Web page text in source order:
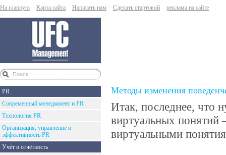
На главную Карта сайта Написать нам Сделать стартовой реклама на сайте
PR
Современный менеджмент и PR
Технология PR
Организация, управление и
эффективность PR
Учёт и отчётность
Методы изменения
Итак, последнее, что
виртуальных понятий
виртуальными